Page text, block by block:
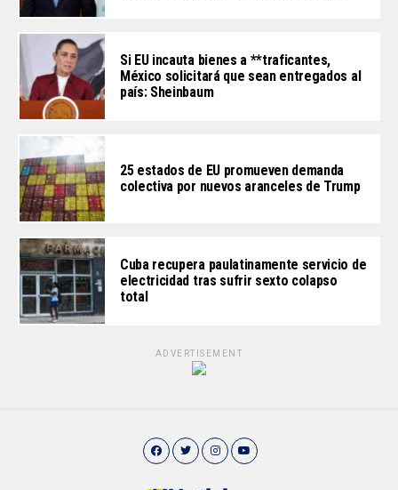
Si EU incauta bienes a **traficantes,
México solicitará que sean entregados al
país: Sheinbaum
25 estados de EU promueven demanda
colectiva por nuevos aranceles de Trump
Cuba recupera paulatinamente servicio de
electricidad tras sufrir sexto colapso
total
ADVERTISEMENT